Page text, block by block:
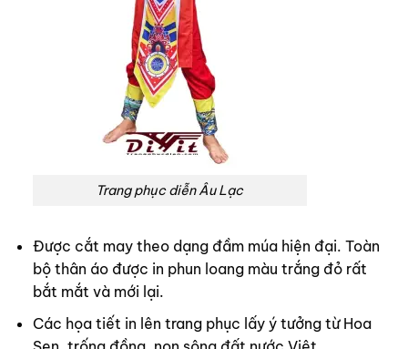
Trang phục diễn Âu Lạc
Được cắt may theo dạng đầm múa hiện đại. Toàn
bộ thân áo được in phun loang màu trắng đỏ rất
bắt mắt và mới lại.
Các họa tiết in lên trang phục lấy ý tưởng từ Hoa